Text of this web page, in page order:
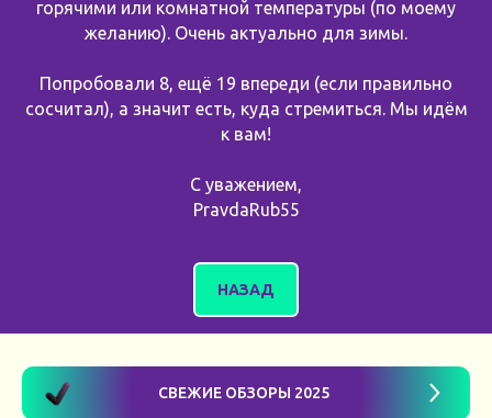
горячими или комнатной температуры (по моему
желанию). Очень актуально для зимы.
Попробовали 8, ещё 19 впереди (если правильно
сосчитал), а значит есть, куда стремиться. Мы идём
к вам!
С уважением,
PravdaRub55
НАЗАД
СВЕЖИЕ ОБЗОРЫ 2025